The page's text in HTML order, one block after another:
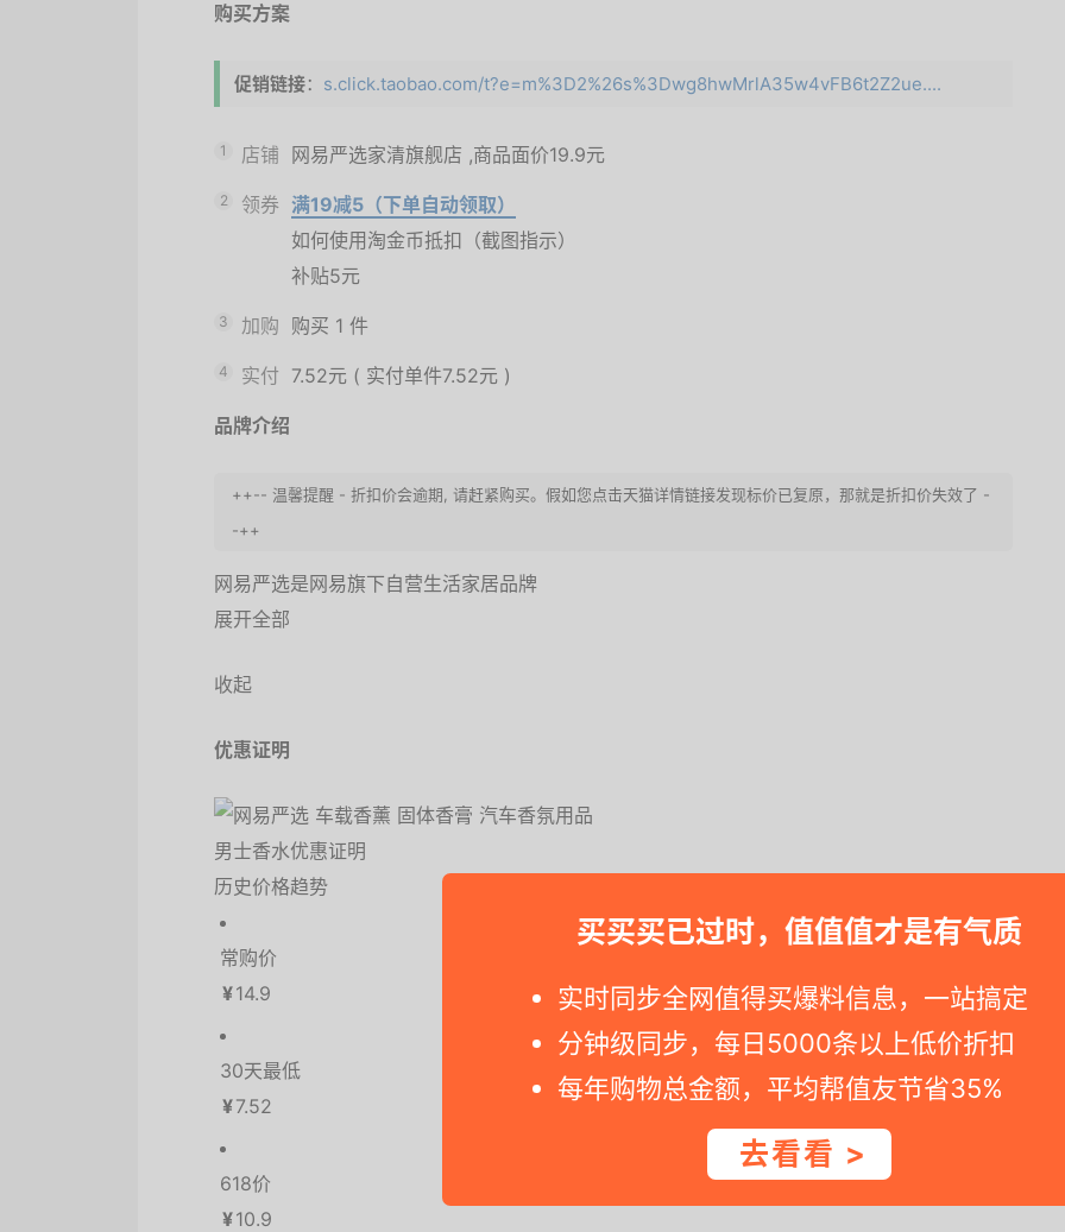
买买买已过时，值值值才是有气质
实时同步全网值得买爆料信息，一站搞定
分钟级同步，每日5000条以上低价折扣
每年购物总金额，平均帮值友节省35%
去看看 >
购买方案
促销链接： s.click.taobao.com/t?e=m%3D2%26s%3Dwg8hwMrlA35w4vFB6t2Z2ue....
1 店铺 网易严选家清旗舰店 ,商品面价19.9元
2 领券 满19减5（下单自动领取）
如何使用淘金币抵扣（截图指示）
补贴5元
3 加购 购买 1 件
4 实付 7.52元 ( 实付单件7.52元 )
品牌介绍
++-- 温馨提醒 - 折扣价会逾期, 请赶紧购买。假如您点击天猫详情链接发现标价已复原，那就是折扣价失效了 -
-++
网易严选是网易旗下自营生活家居品牌
展开全部
收起
优惠证明
历史价格趋势
常购价
¥14.9
30天最低
¥7.52
618价
¥10.9